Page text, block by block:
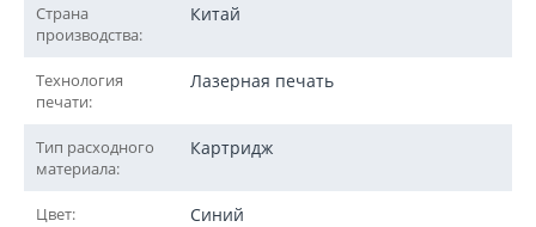
Страна
производства:
Китай
Технология
печати:
Лазерная печать
Тип расходного
материала:
Картридж
Цвет: Синий